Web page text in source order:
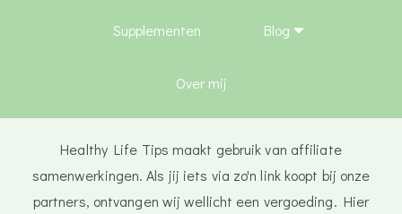
Supplementen Blog
Over mij
Healthy Life Tips maakt gebruik van affiliate
samenwerkingen. Als jij iets via zo'n link koopt bij onze
partners, ontvangen wij wellicht een vergoeding. Hier